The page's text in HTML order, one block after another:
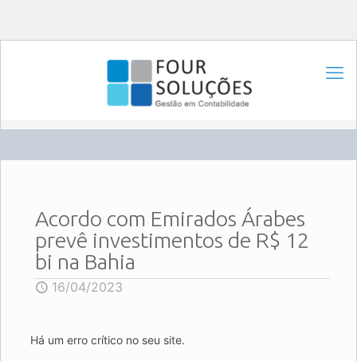
Acordo com Emirados Árabes
prevê investimentos de R$ 12
bi na Bahia
16/04/2023
Há um erro crítico no seu site.